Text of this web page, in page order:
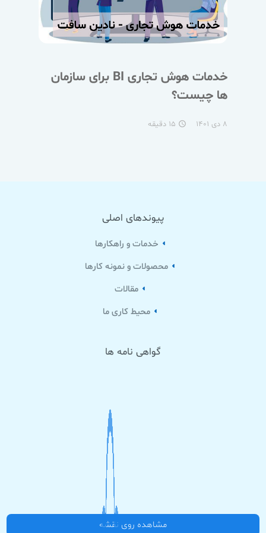
خدمات هوش تجاری BI برای سازمان
ها چیست؟
۸ دی ۱۴۰۱ access_time
پیوندهای اصلی
خدمات و راهکارها
محصولات و نمونه کارها
مقالات
محیط کاری ما
گواهی نامه ها
مشاهده روی نقشه